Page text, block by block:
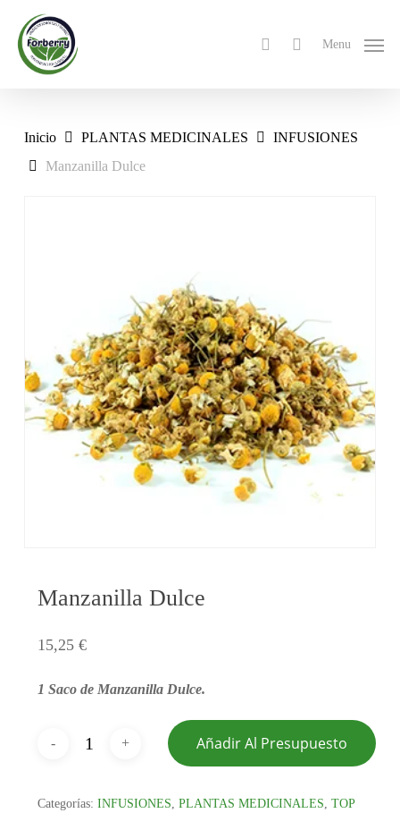
main
search Menu
Inicio PLANTAS MEDICINALES
INFUSIONES
Manzanilla Dulce
Manzanilla Dulce
15,25 €
1 Saco de Manzanilla Dulce.
Añadir Al Presupuesto
Categorías: INFUSIONES, PLANTAS MEDICINALES, TOP